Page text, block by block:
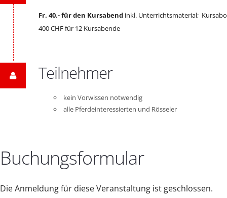
Fr. 40.- für den Kursabend inkl. Unterrichtsmaterial; Kursabo
400 CHF für 12 Kursabende
Teilnehmer
kein Vorwissen notwendig
alle Pferdeinteressierten und Rösseler
Buchungsformular
Die Anmeldung für diese Veranstaltung ist geschlossen.